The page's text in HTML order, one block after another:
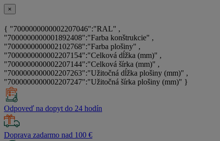
×
{ "7000000000002207046":"RAL" ,
"7000000000001892408":"Farba konštrukcie" ,
"7000000000002102768":"Farba plošiny" ,
"7000000000002207154":"Celková dĺžka (mm)" ,
"7000000000002207144":"Celková šírka (mm)" ,
"7000000000002207263":"Užitočná dĺžka plošiny (mm)" ,
"7000000000002207247":"Užitočná šírka plošiny (mm)" }
Odpoveď na dopyt do 24 hodín
Doprava zadarmo nad 100 €